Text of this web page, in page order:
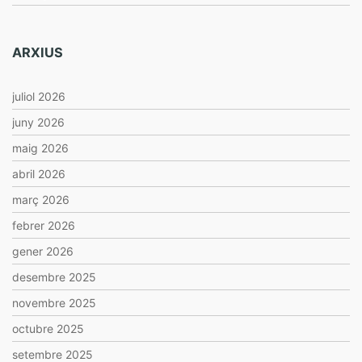
ARXIUS
juliol 2026
juny 2026
maig 2026
abril 2026
març 2026
febrer 2026
gener 2026
desembre 2025
novembre 2025
octubre 2025
setembre 2025